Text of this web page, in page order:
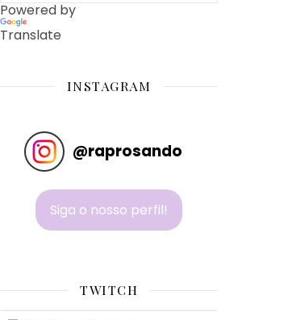
Powered by
Translate
INSTAGRAM
@raprosando
Siga o nosso perfil!
TWITCH